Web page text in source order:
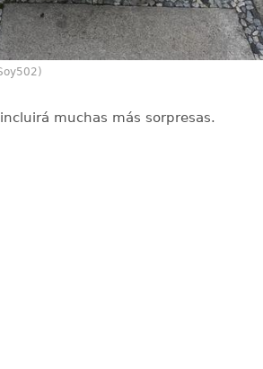
muchas más sorpresas.